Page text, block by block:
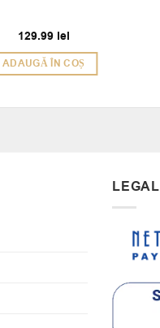
129.99 lei
ADAUGĂ ÎN COȘ
LEGAL